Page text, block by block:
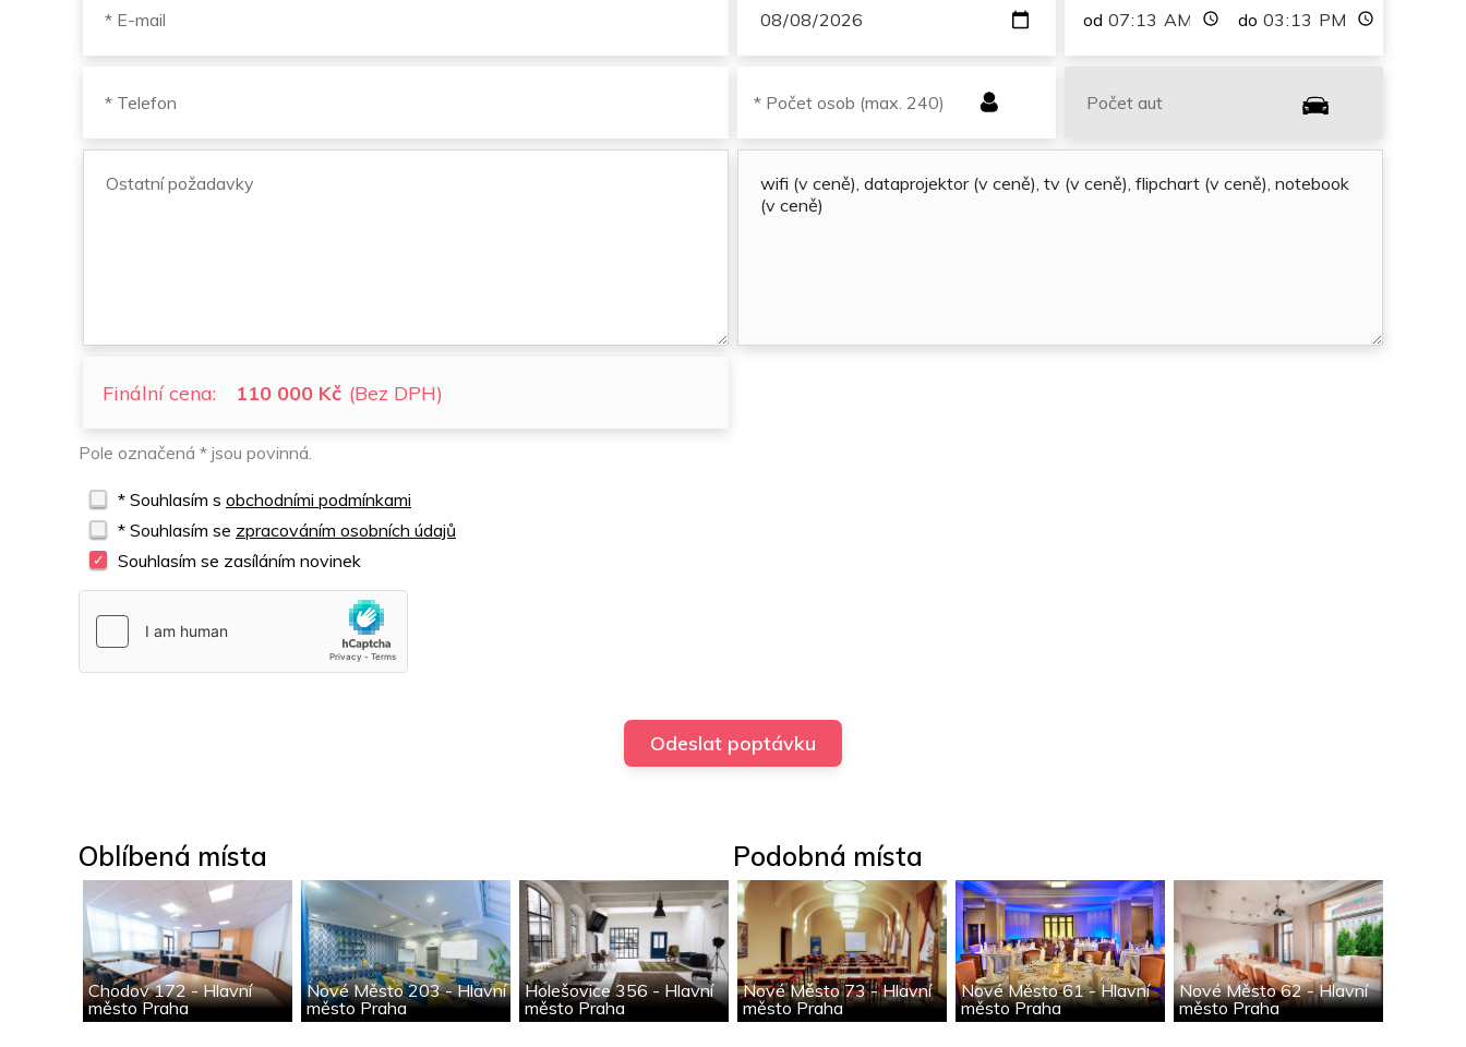
od do
Finální cena: 110 000 Kč (Bez DPH)
Pole označená * jsou povinná.
* Souhlasím s obchodními podmínkami
* Souhlasím se zpracováním osobních údajů
Souhlasím se zasíláním novinek
Oblíbená místa
Chodov 172 - Hlavní
město Praha
Nové Město 203 - Hlavní
město Praha
Holešovice 356 - Hlavní
město Praha
Podobná místa
Nové Město 73 - Hlavní
město Praha
Nové Město 61 - Hlavní
město Praha
Nové Město 62 - Hlavní
město Praha